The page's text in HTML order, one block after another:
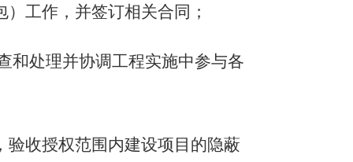
工作，并签订相关合同；
和处理并协调工程实施中参与各
收授权范围内建设项目的隐蔽